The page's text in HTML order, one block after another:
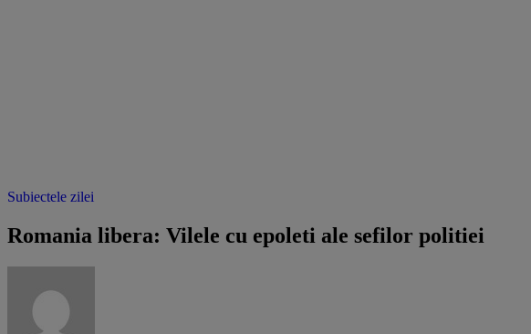
Subiectele zilei
Romania libera: Vilele cu epoleti ale sefilor politiei